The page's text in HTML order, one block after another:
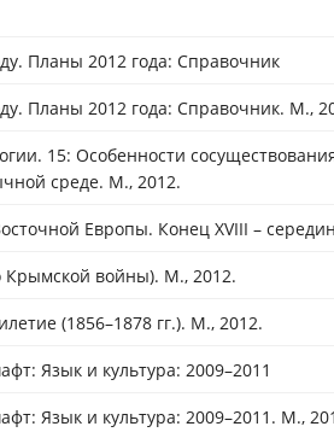
Планы 2012 года: Справочник
Планы 2012 года: Справочник. М.,
15: Особенности
среде. М., 2012.
Европы. Конец XVIII –
Крымской войны). М., 2012.
(1856–1878 гг.). М., 2012.
Язык и культура: 2009–2011
Язык и культура: 2009–2011. М.,